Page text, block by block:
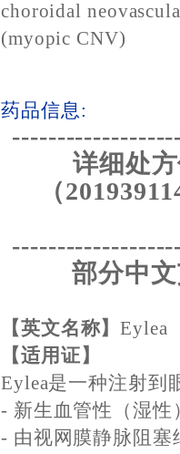
choroidal
(myopic CNV)
药品信息:
详细处
（
部分中
【英文名称】Eylea
【适用证】
Eylea是一种注射到
- 新生血管性（湿
- 由视网膜静脉阻塞